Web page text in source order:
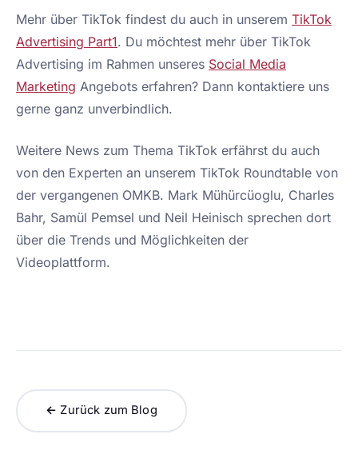
Mehr über TikTok findest du auch in unserem TikTok
Advertising Part1. Du möchtest mehr über TikTok
Advertising im Rahmen unseres Social Media
Marketing Angebots erfahren? Dann kontaktiere uns
gerne ganz unverbindlich.
Weitere News zum Thema TikTok erfährst du auch
von den Experten an unserem TikTok Roundtable von
der vergangenen OMKB. Mark Mühürcüoglu, Charles
Bahr, Samül Pemsel und Neil Heinisch sprechen dort
über die Trends und Möglichkeiten der
Videoplattform.
← Zurück zum Blog